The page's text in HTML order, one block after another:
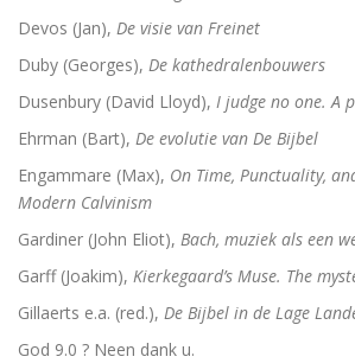
Waarover men niet spreekt
Identiteit
Over god
De Arminiaanse vredeskerk.
Devos (Jan), De visie van Freinet
Duby (Georges), De kathedralenbouwers
Dusenbury (David Lloyd), I judge no one. A
Ehrman (Bart), De evolutie van De Bijbel
Engammare (Max), On Time, Punctuality,
Modern Calvinism
Gardiner (John Eliot), Bach, muziek als een
Garff (Joakim), Kierkegaard’s Muse. The
Gillaerts e.a. (red.), De Bijbel in de Lage
God 9.0 ? Neen dank u.